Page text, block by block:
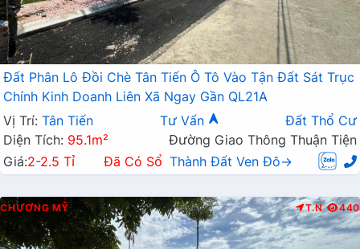
Đất Phân Lô Đồi Chè Tân Tiến Ô Tô Vào Tận Đất Sát Trục
Chính Kinh Doanh Liên Xã Ngay Gần QL21A
Vị Trí: Tân Tiến Tư Vấn
Đất Thổ Cư
Diện Tích: 95.1m²
Đường Giao Thông Thuận Tiện
Giá:2-2.5 Tỉ Đã Có Sổ Thành Đất Ven Đô→
CHƯƠNG MỸ T.N 440